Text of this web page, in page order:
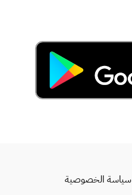
سياسة الخصوصية